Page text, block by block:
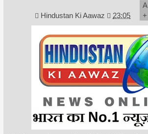
Hindustan Ki Aawaz 23:05
A
+